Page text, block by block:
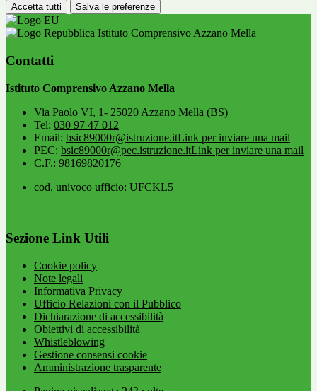
Accetta tutti Salva le preferenze
Istituto Comprensivo Azzano Mella
Contatti
Istituto Comprensivo Azzano Mella
Via Paolo VI, 1- 25020 Azzano Mella (BS)
Tel: 030 97 47 012
Email: bsic89000r@istruzione.itLink per inviare una mail
PEC: bsic89000r@pec.istruzione.itLink per inviare una mail
C.F.: 98169820176
cod. univoco ufficio: UFCKL5
Sezione Link Utili
Cookie policy
Note legali
Informativa Privacy
Ufficio Relazioni con il Pubblico
Dichiarazione di accessibilità
Obiettivi di accessibilità
Whistleblowing
Gestione consensi cookie
Amministrazione trasparente